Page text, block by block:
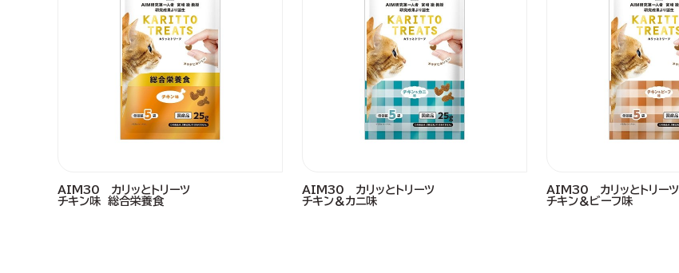
AIM30 カリッとトリーツ
チキン味 総合栄養食
AIM30 カリッとトリーツ
チキン＆カニ味
AIM30 カリッとトリーツ
チキン＆ビーフ味